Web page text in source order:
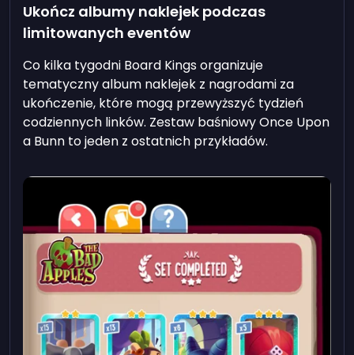
Ukończ albumy naklejek podczas
limitowanych eventów
Co kilka tygodni Board Kings organizuje
tematyczny album naklejek z nagrodami za
ukończenie, które mogą przewyższyć tydzień
codziennych linków. Zestaw baśniowy Once Upon
a Bunn to jeden z ostatnich przykładów.